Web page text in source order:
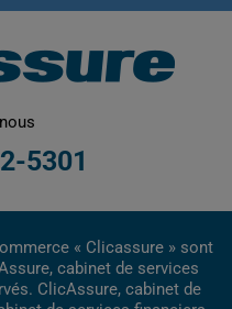
5301
« Clicassure » sont
cabinet de services
ClicAssure, cabinet de